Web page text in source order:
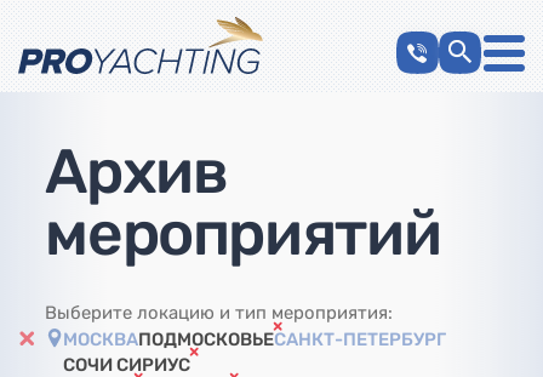
Архив
мероприятий
Выберите локацию и тип мероприятия:
МОСКВАПОДМОСКОВЬЕСАНКТ-ПЕТЕРБУРГ
СОЧИ СИРИУС